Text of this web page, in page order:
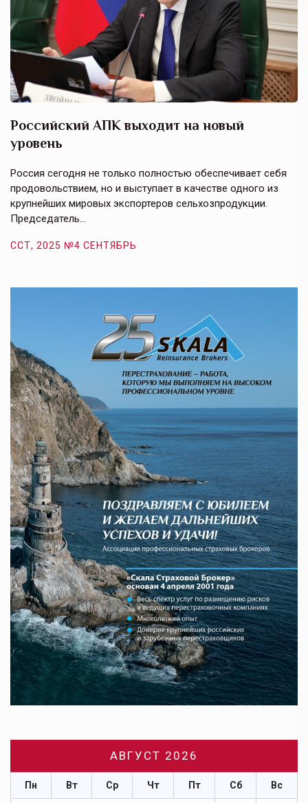
Российский АПК выходит на новый
уровень
Россия сегодня не только полностью обеспечивает себя
продовольствием, но и выступает в качестве одного из
крупнейших мировых экспортеров сельхозпродукции.
Председатель…
ССТ, 2025 №4 СЕНТЯБРЬ
АВГУСТ 2026
Пн Вт Ср Чт Пт Сб Вс